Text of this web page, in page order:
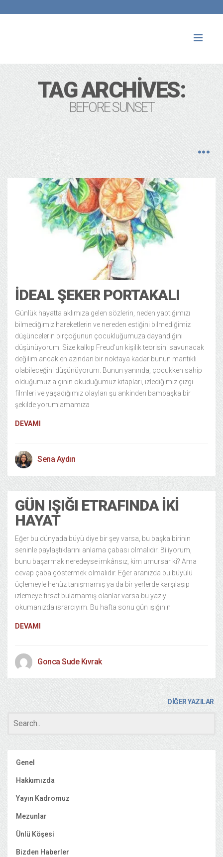
TAG ARCHIVES:
BEFORE SUNSET
İDEAL ŞEKER PORTAKALI
Günlük hayatta aklımıza gelen sözlerin, neden yaptığımızı
bilmediğimiz hareketlerin ve nereden estiğini bilmediğimiz
düşüncelerin birçoğunun çocukluğumuza dayandığını
düşünüyorum. Size kalkıp Freud’un kişilik teorisini savunacak
değilim ancak en azından bir noktaya kadar bunun mantıklı
olabileceğini düşünüyorum. Bunun yanında, çocukken sahip
olduğumuz algının okuduğumuz kitapları, izlediğimiz çizgi
filmleri ve yaşadığımız olayları şu ankinden bambaşka bir
şekilde yorumlamamıza
DEVAMI
Sena Aydın
GÜN IŞIĞI ETRAFINDA İKI
HAYAT
Eğer bu dünyada büyü diye bir şey varsa, bu başka birinin
seninle paylaştıklarını anlama çabası olmalıdır. Biliyorum,
bunu başarmak neredeyse imkânsız, kim umursar ki? Ama
cevap çaba göstermek olmalıdır. Eğer aranızda bu büyülü
üçlemeyle henüz tanışmamış ya da bir yerlerde karşılaşıp
izlemeye fırsat bulamamış olanlar varsa bu yazıyı
okumanızda ısrarcıyım. Bu hafta sonu gün ışığının
DEVAMI
Gonca Sude Kıvrak
DİĞER YAZILAR
Genel
Hakkımızda
Yayın Kadromuz
Mezunlar
Ünlü Köşesi
Bizden Haberler